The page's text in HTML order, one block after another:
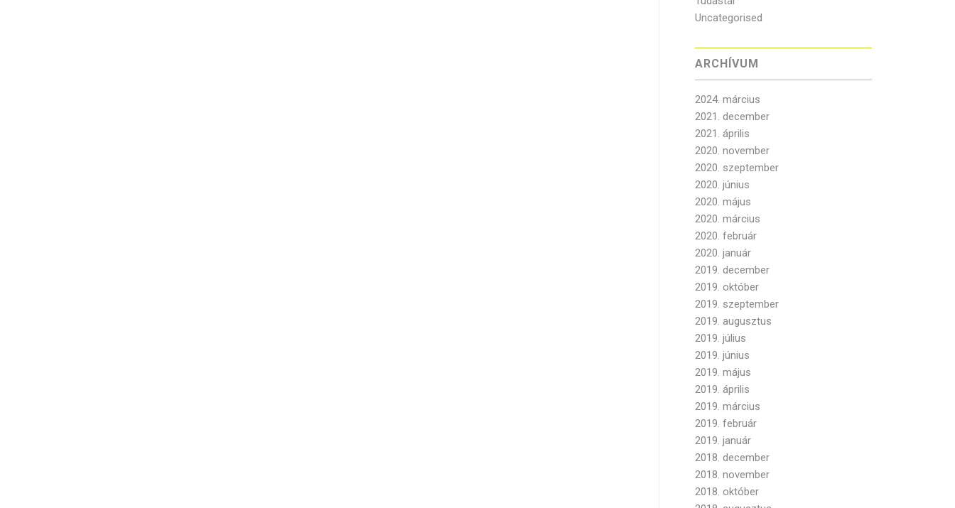
Uncategorised
ARCHÍVUM
2024. március
2021. december
2021. április
2020. november
2020. szeptember
2020. június
2020. május
2020. március
2020. február
2020. január
2019. december
2019. október
2019. szeptember
2019. augusztus
2019. július
2019. június
2019. május
2019. április
2019. március
2019. február
2019. január
2018. december
2018. november
2018. október